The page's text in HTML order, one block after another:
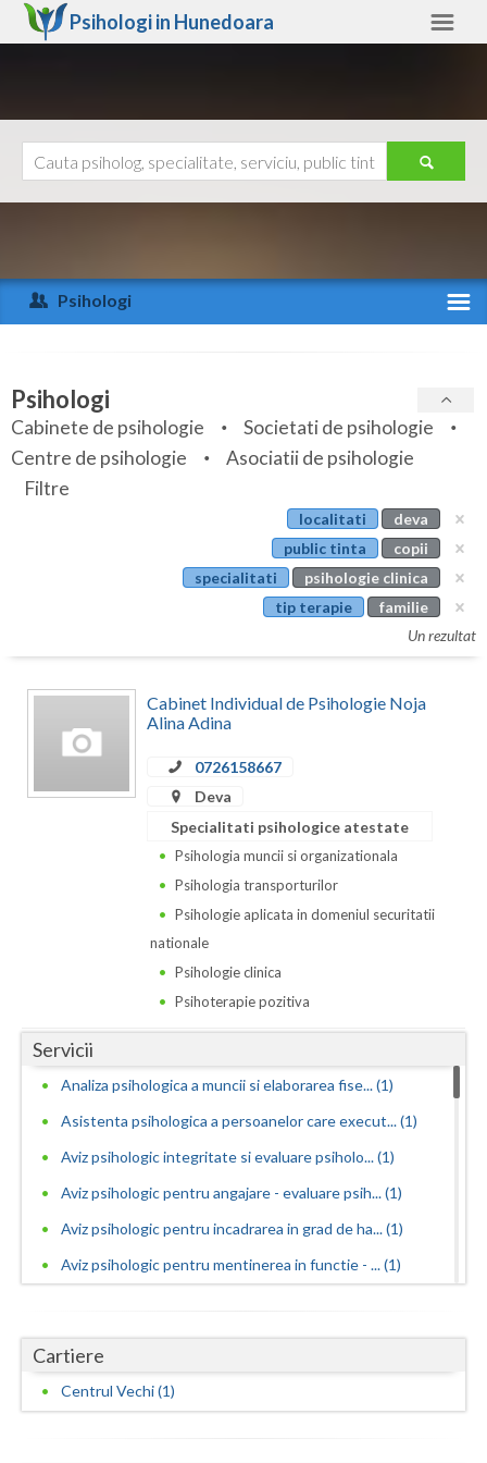
Psihologi in Hunedoara
Arad
Arges
Bihor
Bistrita-Nasaud
Botosani
Caras-Severin
Giurgiu
Harghita
Hunedoara
Ialomita
Iasi
Mehedinti
Ajutor
Psihologi
Specialitati
Servicii
Articole
Psihologi
Cabinete de psihologie
Societati de psihologie
Centre de psihologie
Asociatii de psihologie
Filtre
localitati
deva
public tinta
copii
specialitati
psihologie clinica
tip terapie
familie
Un rezultat
Cabinet Individual de Psihologie Noja
Alina Adina
0726158667
Deva
Specialitati psihologice atestate
Psihologia muncii si organizationala
Psihologia transporturilor
Psihologie aplicata in domeniul securitatii
nationale
Psihologie clinica
Psihoterapie pozitiva
Servicii
Analiza psihologica a muncii si elaborarea fise... (1)
Asistenta psihologica a persoanelor care execut... (1)
Aviz psihologic integritate si evaluare psiholo... (1)
Aviz psihologic pentru angajare - evaluare psih... (1)
Aviz psihologic pentru incadrarea in grad de ha... (1)
Aviz psihologic pentru mentinerea in functie - ... (1)
Aviz psihologic pentru obtinerea permisului de ... (1)
Aviz psihologic pentru scoala - evaluare psihol... (1)
Cartiere
Centrul Vechi (1)